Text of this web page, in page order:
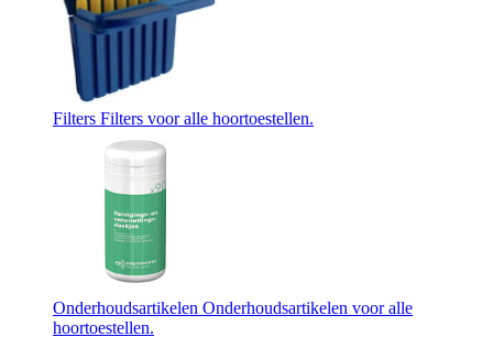
Filters Filters voor alle hoortoestellen.
Onderhoudsartikelen Onderhoudsartikelen voor alle
hoortoestellen.